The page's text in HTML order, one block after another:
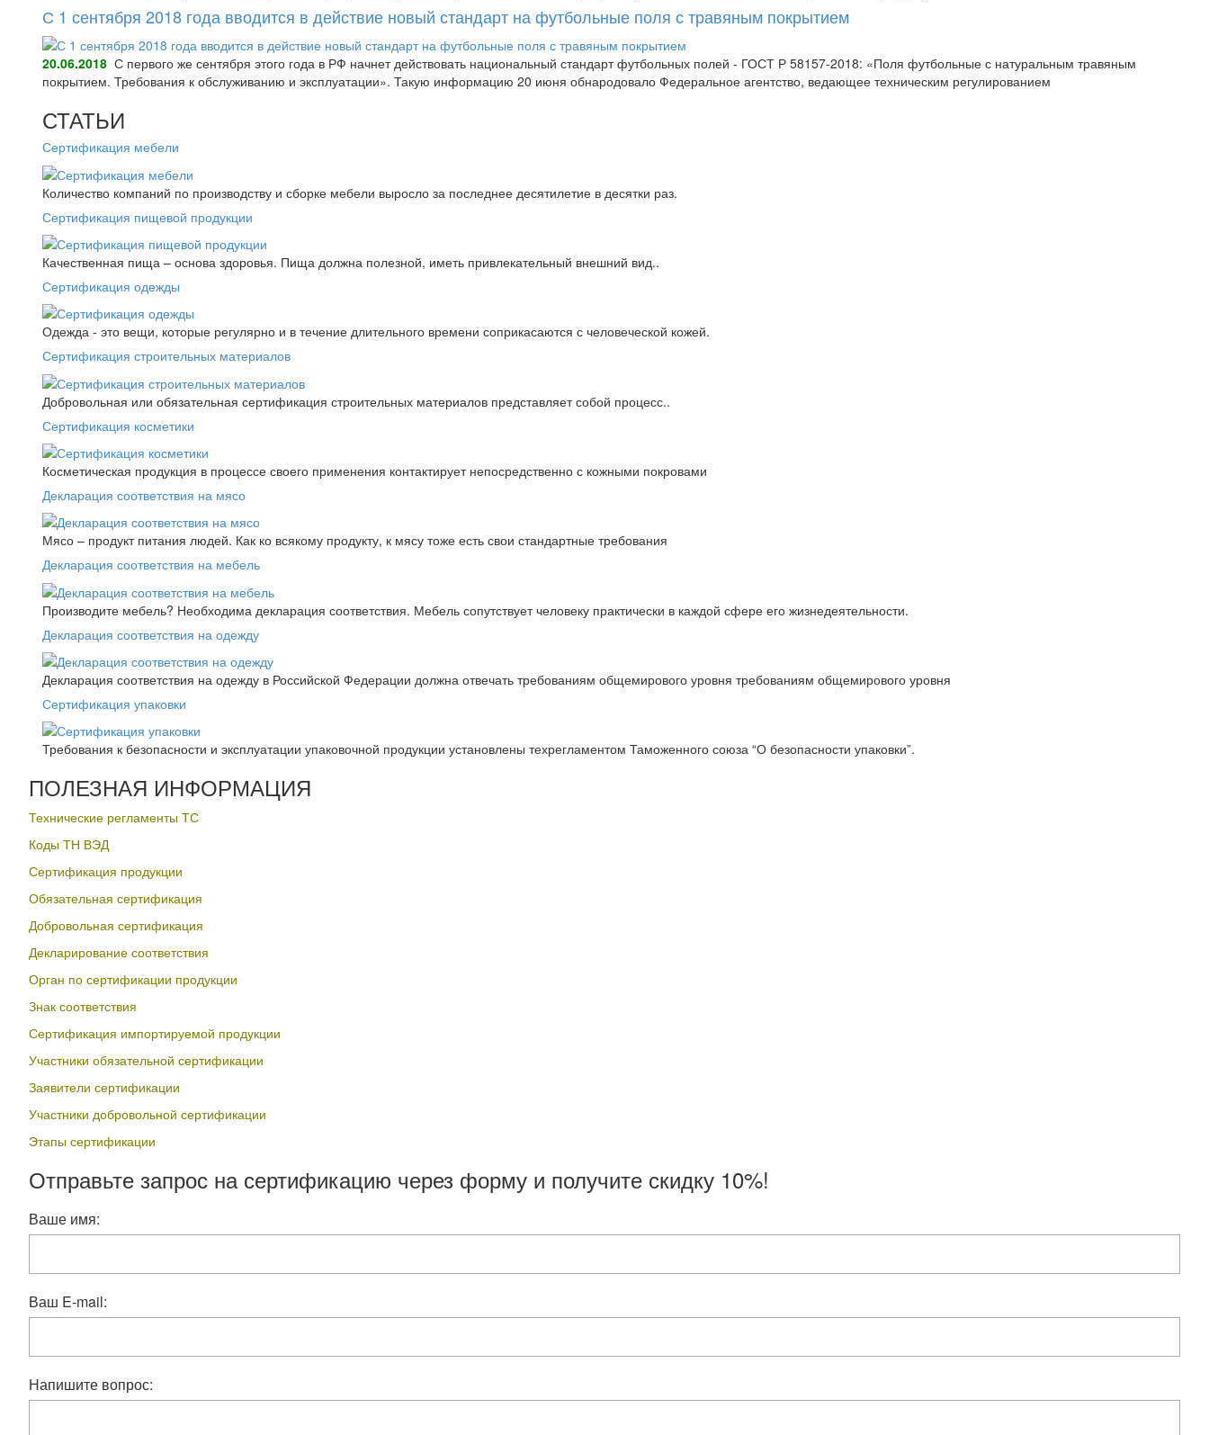
С 1 сентября 2018 года вводится в действие новый стандарт на футбольные поля с травяным покрытием
20.06.2018 С первого же сентября этого года в РФ начнет действовать национальный стандарт футбольных полей - ГОСТ Р 58157-2018: «Поля футбольные с натуральным травяным
покрытием. Требования к обслуживанию и эксплуатации». Такую информацию 20 июня обнародовало Федеральное агентство, ведающее техническим регулированием
СТАТЬИ
Сертификация мебели
Количество компаний по производству и сборке мебели выросло за последнее десятилетие в десятки раз.
Сертификация пищевой продукции
Качественная пища – основа здоровья. Пища должна полезной, иметь привлекательный внешний вид..
Сертификация одежды
Одежда - это вещи, которые регулярно и в течение длительного времени соприкасаются с человеческой кожей.
Сертификация строительных материалов
Добровольная или обязательная сертификация строительных материалов представляет собой процесс..
Сертификация косметики
Косметическая продукция в процессе своего применения контактирует непосредственно с кожными покровами
Декларация соответствия на мясо
Мясо – продукт питания людей. Как ко всякому продукту, к мясу тоже есть свои стандартные требования
Декларация соответствия на мебель
Производите мебель? Необходима декларация соответствия. Мебель сопутствует человеку практически в каждой сфере его жизнедеятельности.
Декларация соответствия на одежду
Декларация соответствия на одежду в Российской Федерации должна отвечать требованиям общемирового уровня требованиям общемирового уровня
Сертификация упаковки
Требования к безопасности и эксплуатации упаковочной продукции установлены техрегламентом Таможенного союза “О безопасности упаковки”.
ПОЛЕЗНАЯ ИНФОРМАЦИЯ
Технические регламенты ТС
Коды ТН ВЭД
Сертификация продукции
Обязательная сертификация
Добровольная сертификация
Декларирование соответствия
Орган по сертификации продукции
Знак соответствия
Сертификация импортируемой продукции
Участники обязательной сертификации
Заявители сертификации
Участники добровольной сертификации
Этапы сертификации
Отправьте запрос на сертификацию через форму и получите скидку 10%!
Ваше имя:
Ваш E-mail:
Напишите вопрос: